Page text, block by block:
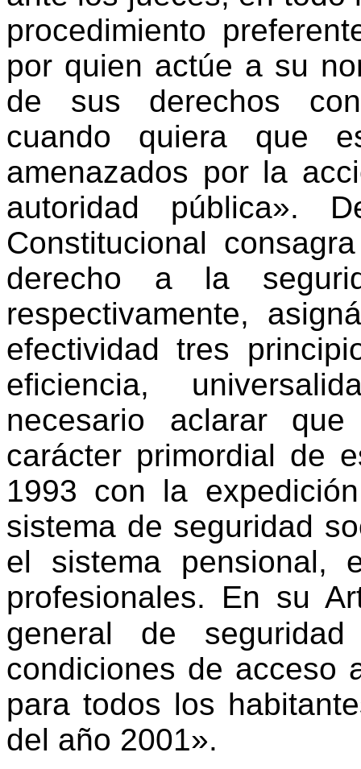
procedimiento
por quien actúe a su
de sus derechos
cuando quiera que
amenazados por la
autoridad pública».
Constitucional
derecho a la
respectivamente,
efectividad tres
eficiencia,
necesario aclarar
carácter primordial de
1993 con la
sistema de seguridad
el sistema
profesionales. En su
general de
condiciones de acceso
para todos los
del año 2001».